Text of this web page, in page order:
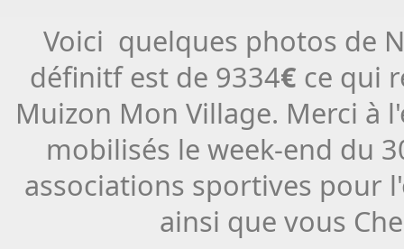
Voici quelques photos de
définitf est de 9334€ ce qui
Muizon Mon Village. Merci à
mobilisés le week-end du
associations sportives pour
ainsi que vous